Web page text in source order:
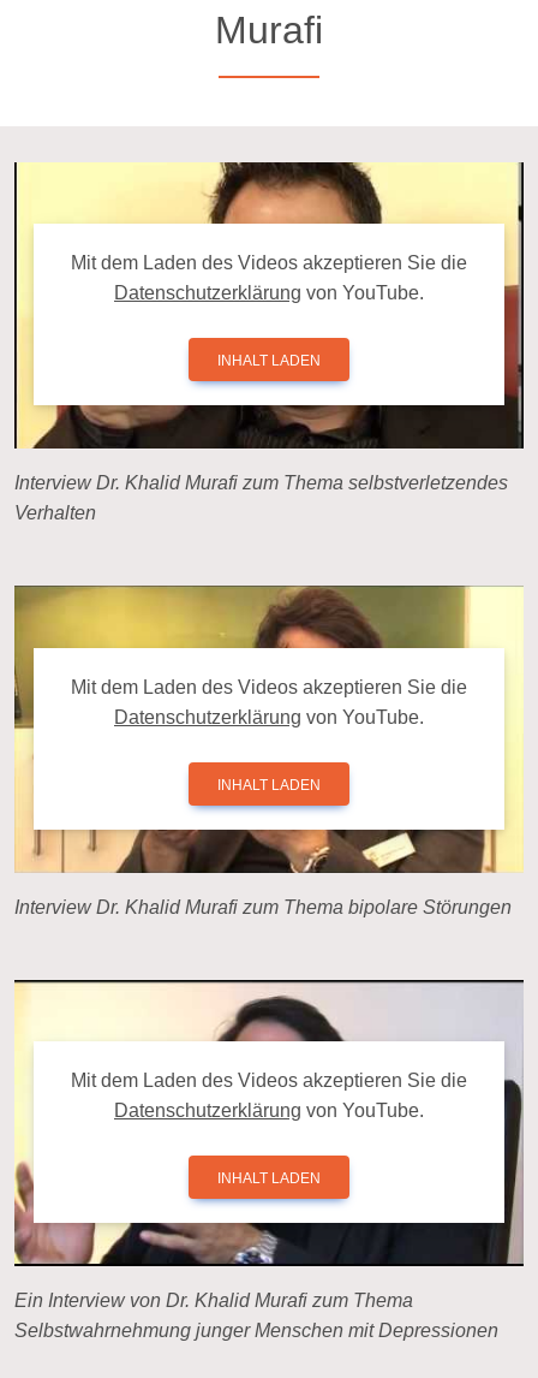
Murafi
Mit dem La­den des Videos ak­zep­tie­ren Sie die
Da­ten­schutz­er­klä­rung von YouTube.
INHALT LADEN
Interview Dr. Khalid Murafi zum Thema selbstverletzendes
Verhalten
Mit dem La­den des Videos ak­zep­tie­ren Sie die
Da­ten­schutz­er­klä­rung von YouTube.
INHALT LADEN
Interview Dr. Khalid Murafi zum Thema bipolare Störungen
Mit dem La­den des Videos ak­zep­tie­ren Sie die
Da­ten­schutz­er­klä­rung von YouTube.
INHALT LADEN
Ein Interview von Dr. Khalid Murafi zum Thema
Selbstwahrnehmung junger Menschen mit Depressionen